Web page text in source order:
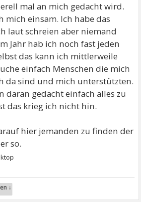
mal an mich gedacht wird.
mich einsam. Ich habe das
laut schreien aber niemand
Jahr hab ich noch fast jeden
das kann ich mittlerweile
einfach Menschen die mich
da sind und mich unterstützten.
daran gedacht einfach alles zu
das krieg ich nicht hin.
hier jemanden zu finden der
so.
↓